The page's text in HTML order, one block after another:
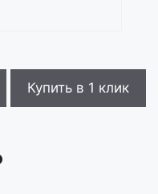
Купить в 1 клик